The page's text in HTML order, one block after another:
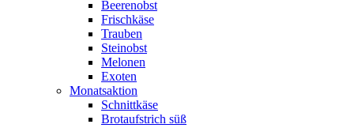
Beerenobst
Frischkäse
Trauben
Steinobst
Melonen
Exoten
Monatsaktion
Schnittkäse
Brotaufstrich süß